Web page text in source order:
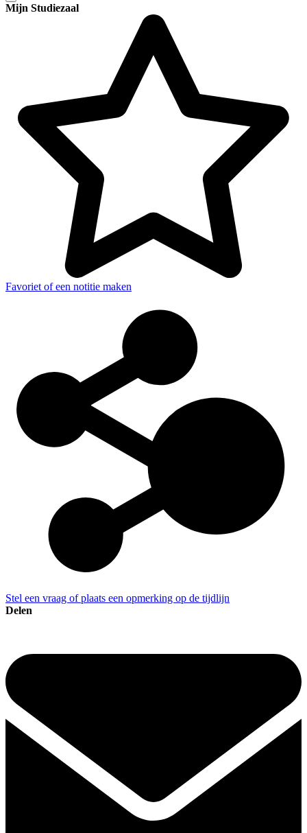
Mijn Studiezaal
Favoriet of een notitie maken
Stel een vraag of plaats een opmerking op de tijdlijn
Delen